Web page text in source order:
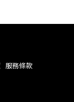
服務條款